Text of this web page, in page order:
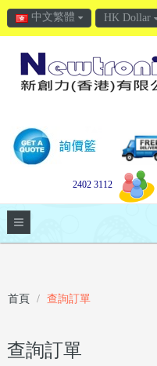
中文繁體 HK Dollar
2402 3112
首頁 查詢訂單
查詢訂單